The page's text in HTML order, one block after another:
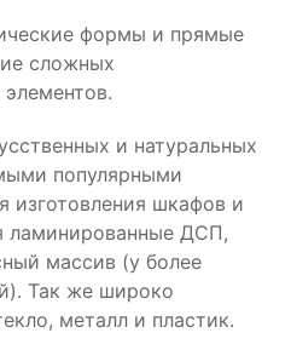
формы и прямые
сложных
и натуральных
популярными
изготовления шкафов и
ламинированные ДСП,
массив (у более
Так же широко
металл и пластик.